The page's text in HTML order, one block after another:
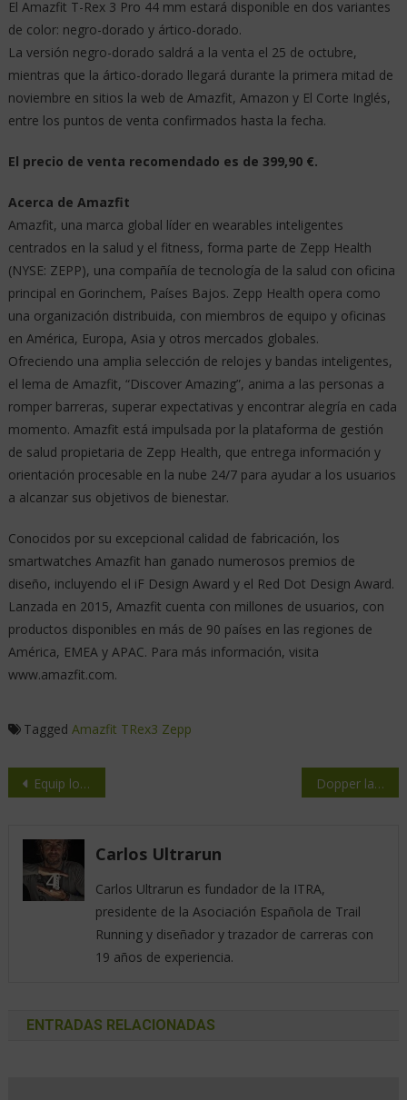
El Amazfit T-Rex 3 Pro 44 mm estará disponible en dos variantes
de color: negro-dorado y ártico-dorado.
La versión negro-dorado saldrá a la venta el 25 de octubre,
mientras que la ártico-dorado llegará durante la primera mitad de
noviembre en sitios la web de Amazfit, Amazon y El Corte Inglés,
entre los puntos de venta confirmados hasta la fecha.
El precio de venta recomendado es de 399,90 €.
Acerca de Amazfit
Amazfit, una marca global líder en wearables inteligentes
centrados en la salud y el fitness, forma parte de Zepp Health
(NYSE: ZEPP), una compañía de tecnología de la salud con oficina
principal en Gorinchem, Países Bajos. Zepp Health opera como
una organización distribuida, con miembros de equipo y oficinas
en América, Europa, Asia y otros mercados globales.
Ofreciendo una amplia selección de relojes y bandas inteligentes,
el lema de Amazfit, “Discover Amazing”, anima a las personas a
romper barreras, superar expectativas y encontrar alegría en cada
momento. Amazfit está impulsada por la plataforma de gestión
de salud propietaria de Zepp Health, que entrega información y
orientación procesable en la nube 24/7 para ayudar a los usuarios
a alcanzar sus objetivos de bienestar.
Conocidos por su excepcional calidad de fabricación, los
smartwatches Amazfit han ganado numerosos premios de
diseño, incluyendo el iF Design Award y el Red Dot Design Award.
Lanzada en 2015, Amazfit cuenta con millones de usuarios, con
productos disponibles en más de 90 países en las regiones de
América, EMEA y APAC. Para más información, visita
www.amazfit.com.
Tagged Amazfit TRex3 Zepp
Equip logra el estatus de Fair Wear Leader por cuarto año consecutivo Dopper lanza la Flip Straw: fácil y a prueba de fugas para beber mientras te mueves
Carlos Ultrarun
Carlos Ultrarun es fundador de la ITRA,
presidente de la Asociación Española de Trail
Running y diseñador y trazador de carreras con
19 años de experiencia.
ENTRADAS RELACIONADAS